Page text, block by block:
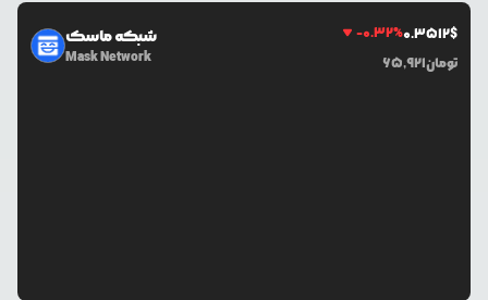
شبکه ماسک
Mask Network
-0.32%0.3512$
65,921تومان